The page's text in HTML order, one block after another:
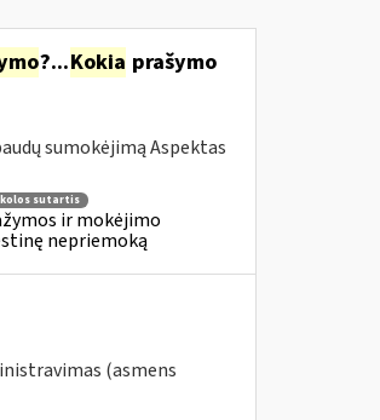
?...Kokia prašymo
sumokėjimą Aspektas
sutartis
ir mokėjimo
nepriemoką
(asmens